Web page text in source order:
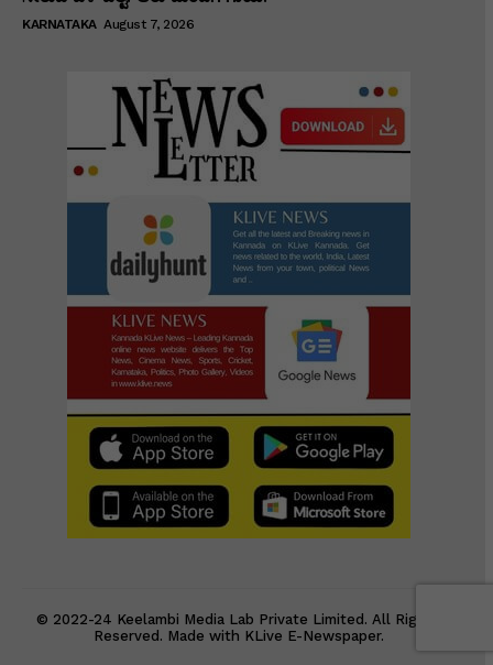
KARNATAKA August 7, 2026
© 2022-24 Keelambi Media Lab Private Limited. All Rights
Reserved. Made with KLive E-Newspaper.